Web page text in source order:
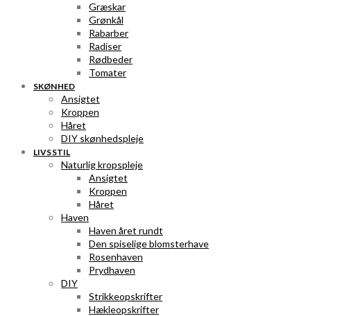
Græskar
Grønkål
Rabarber
Radiser
Rødbeder
Tomater
SKØNHED
Ansigtet
Kroppen
Håret
DIY skønhedspleje
LIVSSTIL
Naturlig kropspleje
Ansigtet
Kroppen
Håret
Haven
Haven året rundt
Den spiselige blomsterhave
Rosenhaven
Prydhaven
DIY
Strikkeopskrifter
Hækleopskrifter